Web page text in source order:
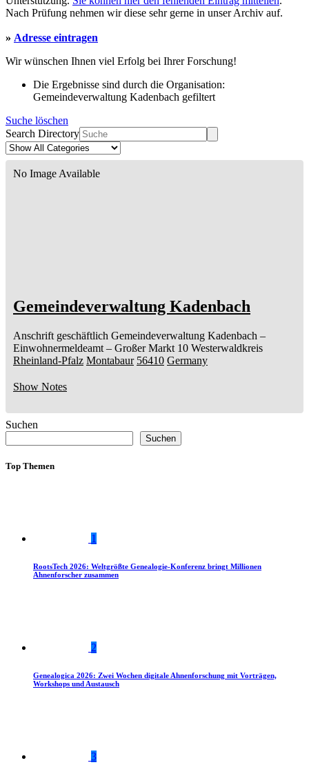
Nach Prüfung nehmen wir diese sehr gerne in unser Archiv auf.
» Adresse eintragen
Wir wünschen Ihnen viel Erfolg bei Ihrer Forschung!
Die Ergebnisse sind durch die Organisation:
Gemeindeverwaltung Kadenbach gefiltert
Suche löschen
Search Directory
No Image Available
Gemeindeverwaltung Kadenbach
Anschrift geschäftlich Gemeindeverwaltung Kadenbach –
Einwohnermeldeamt – Großer Markt 10 Westerwaldkreis
Rheinland-Pfalz Montabaur 56410 Germany
Show Notes
Suchen
Suchen
Top Themen
1
RootsTech 2026: Weltgrößte Genealogie-Konferenz bringt Millionen
Ahnenforscher zusammen
2
Genealogica 2026: Zwei Wochen digitale Ahnenforschung mit Vorträgen,
Workshops und Austausch
3